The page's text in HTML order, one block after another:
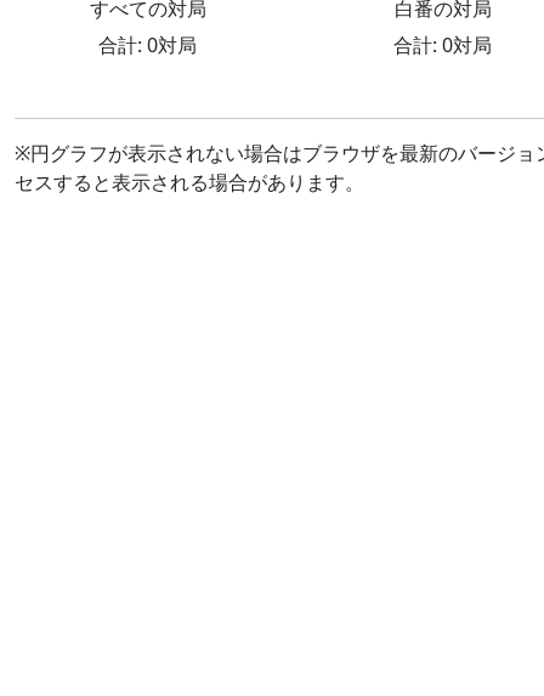
すべての対局
合計: 0対局
白番の対局
合計: 0対局
※円グラフが表示されない場合はブラウザを最新のバージ
セスすると表示される場合があります。